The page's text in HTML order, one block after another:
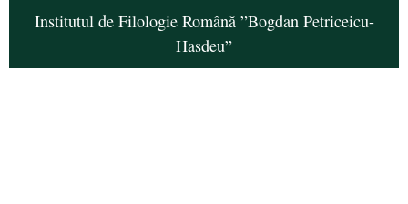
Institutul de Filologie Română ”Bogdan Petriceicu-
Hasdeu”